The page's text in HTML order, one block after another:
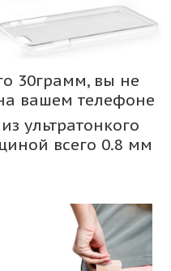
30грамм, вы не
вашем телефоне
ультратонкого
всего 0.8 мм